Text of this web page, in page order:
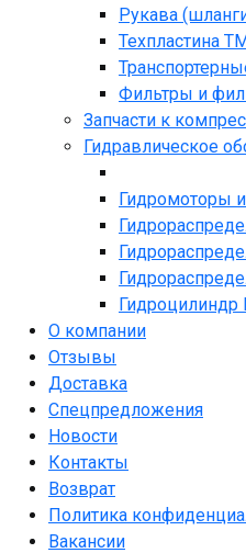
Рукава
Техпластина
Фильтры и
Запчасти к
Гидравлическое
Гидромоторы
Гидроцилиндр
О компании
Отзывы
Доставка
Спецпредложения
Новости
Контакты
Возврат
Политика
Вакансии